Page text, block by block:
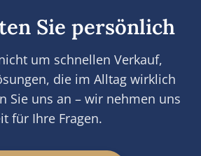
Sie persönlich
um schnellen Verkauf,
die im Alltag wirklich
Sie uns an – wir nehmen uns
für Ihre Fragen.